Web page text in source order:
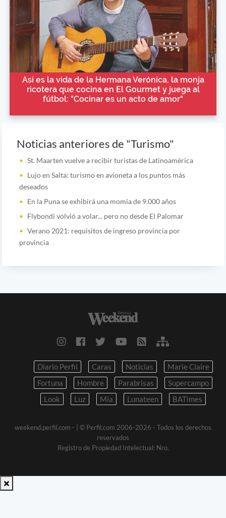
Así es la vida de la Hermana Verónica, la monja
ricotera que cocina en El Gourmet y juega al
fútbol: "Cocinar es un acto de amor"
Noticias anteriores de "Turismo"
St. Maarten vuelve a recibir turistas de Latinoamérica
Lujo en Salta: turismo en avioneta a los puntos más
deseados
En la Puna se exhibirá una momia de 9.000 años
Flybondi volvió a volar... pero no desde El Palomar
Verano 2021: requisitos de ingreso provincia por
provincia
Diario Perfil Caras Noticias
Marie Claire
Fortuna
Hombre Parabrisas
Supercampo
Look
Luz Mia Lunateen BATimes
weekend.perfil.com -
| © Perfil.com 2006-2026 - Todos los derechos
reservados
Registro de Propiedad Intelectual: Nro.